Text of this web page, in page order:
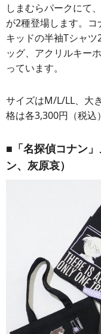
しまむらパークにて
が2種登場します。
キッドの半袖Tシャ
ッグ、アクリルキー
っています。
サイズはM/L/LL、大
格は各3,300円（税込
■「名探偵コナン
ン、灰原哀）